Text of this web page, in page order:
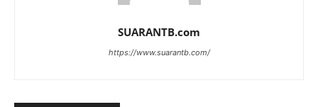
SUARANTB.com
https://www.suarantb.com/